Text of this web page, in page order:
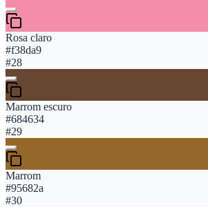
Rosa claro
#f38da9
#28
Marrom escuro
#684634
#29
Marrom
#95682a
#30